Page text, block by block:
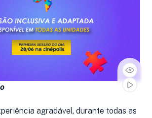
agradável, durante todas as